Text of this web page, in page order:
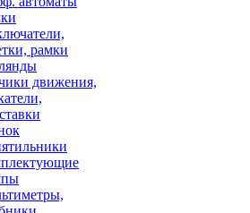
рамки
движения,